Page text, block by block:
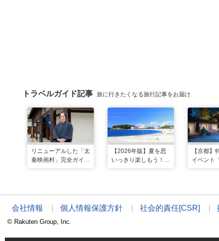
トラベルガイド記事 旅に行きたくなる旅行記事をお届け
リニューアルした「太
秦映画村」完全ガイ
【2026年版】夏を思
いっきり楽しもう！関
【京都】
イベント
ートナイ
会社情報 個人情報保護方針 社会的責任[CSR]
© Rakuten Group, Inc.